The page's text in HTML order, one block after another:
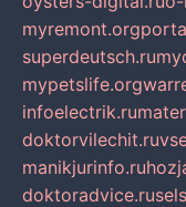
myremont.org
superdeutsch.ru
mypetslife.org
infoelectrik.ru
doktorvilechit.ru
manikjurinfo.ru
doktoradvice.ru